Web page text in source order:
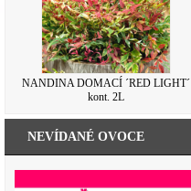
NANDINA DOMACÍ ´RED LIGHT´
kont. 2L
NEVÍDANÉ OVOCE